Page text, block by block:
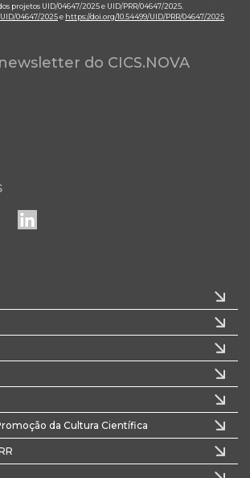
projetos UID/04647/2025 e UID/PRR/04647/2025.
04647/2025e https://doi.org/10.54499/UID/PRR/04647/2025
do CICS.NOVA
da Cultura Científica